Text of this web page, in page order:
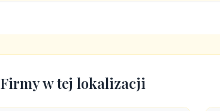
Firmy w tej lokalizacji